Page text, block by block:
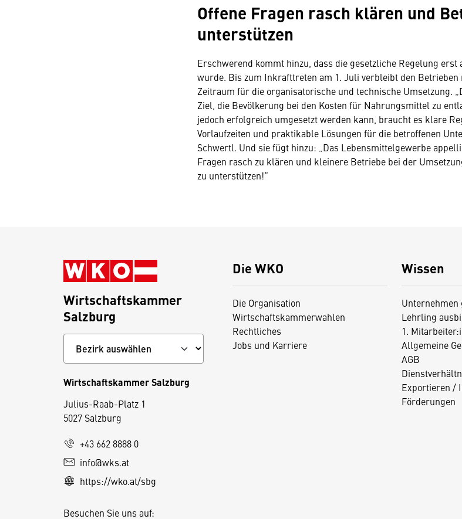
Offene Fragen rasch klären und
unterstützen
Erschwerend kommt hinzu, dass die gesetzliche Regelung erst
wurde. Bis zum Inkrafttreten am 1. Juli verbleibt den
Zeitraum für die organisatorische und technische Umsetzung.
Ziel, die Bevölkerung bei den Kosten für Nahrungsmittel zu
jedoch erfolgreich umgesetzt werden kann, braucht es klare
Vorlaufzeiten und praktikable Lösungen für die betroffenen
Schwertl. Und sie fügt hinzu: „Das Lebensmittelgewerbe
Fragen rasch zu klären und kleinere Betriebe bei der
zu unterstützen!“
Die WKO
Die Organisation
Wirtschaftskammerwahlen
Rechtliches
Jobs und Karriere
Wissen
Unternehmen
Lehrling
1.
Allgemeine
AGB
Exportieren /
Förderungen
Wirtschaftskammer
Salzburg
Wirtschaftskammer Salzburg
Julius-Raab-Platz 1
5027 Salzburg
+43 662 8888 0
info@wks.at
https://wko.at/sbg
Besuchen Sie uns auf: